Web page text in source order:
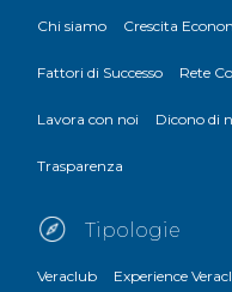
Chi siamo Crescita
Fattori di Successo Rete
Lavora con noi Dicono di
Trasparenza
Tipologie
Veraclub Experience